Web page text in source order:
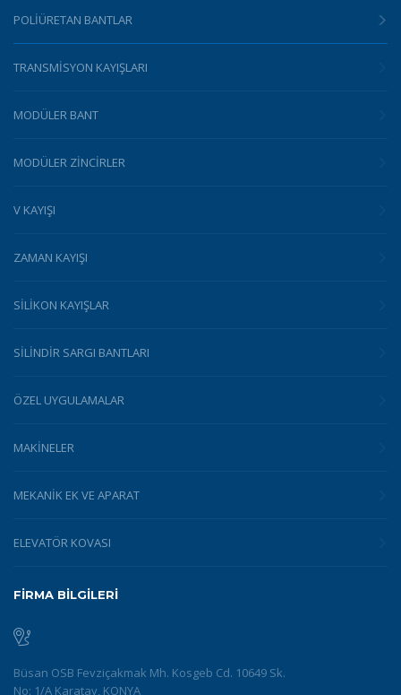
POLIÜRETAN BANTLAR
TRANSMISYON KAYIŞLARI
MODÜLER BANT
MODÜLER ZINCIRLER
V KAYIŞI
ZAMAN KAYIŞI
SILIKON KAYIŞLAR
SILINDIR SARGI BANTLARI
ÖZEL UYGULAMALAR
MAKINELER
MEKANIK EK VE APARAT
ELEVATÖR KOVASI
FİRMA BİLGİLERİ
Büsan OSB Fevziçakmak Mh. Kosgeb Cd. 10649 Sk.
No: 1/A Karatay, KONYA